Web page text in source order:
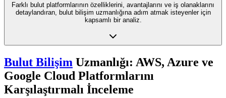
Farklı bulut platformlarının özelliklerini, avantajlarını ve iş olanaklarını
detaylandıran, bulut bilişim uzmanlığına adım atmak isteyenler için
kapsamlı bir analiz.
Bulut Bilişim Uzmanlığı: AWS, Azure ve
Google Cloud Platformlarını
Karşılaştırmalı İnceleme